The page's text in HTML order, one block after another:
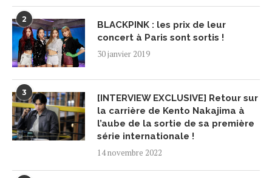
2
BLACKPINK : les prix de leur
concert à Paris sont sortis !
30 janvier 2019
3
[INTERVIEW EXCLUSIVE] Retour sur
la carrière de Kento Nakajima à
l’aube de la sortie de sa première
série internationale !
14 novembre 2022